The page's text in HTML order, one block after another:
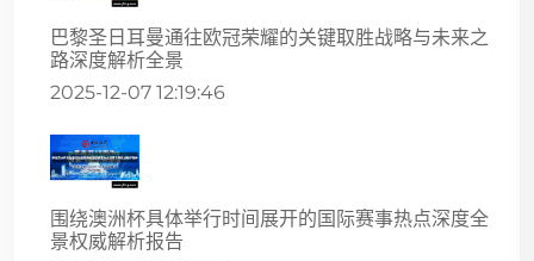
巴黎圣日耳曼通往欧冠荣耀的关键取胜战略与未来之
路深度解析全景
2025-12-07 12:19:46
围绕澳洲杯具体举行时间展开的国际赛事热点深度全
景权威解析报告